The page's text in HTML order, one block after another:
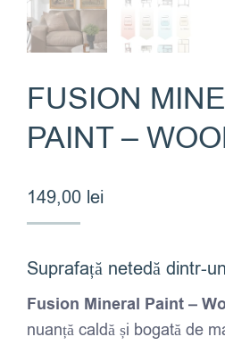
FUSION
PAINT –
149,00 lei
Suprafață netedă dintr-
Fusion Mineral Paint –
nuanță caldă și bogată de